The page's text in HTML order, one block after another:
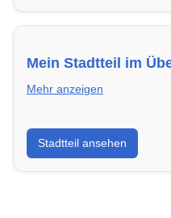
Mein Stadtteil im
Mehr anzeigen
Erfahre mehr über
Lebensqualität,
Freizeitmöglichkeiten
Stadtteil ansehen